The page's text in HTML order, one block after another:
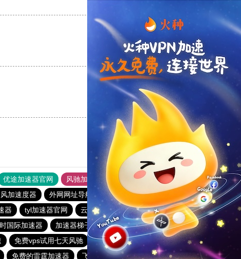
支持 [0] 反对[0]
支持
优途加速器官网 风驰加速器
旋风加速器
加速度器 外网网址导航 软件中心 雷霆加速
狂飙加速器
器 tyl加速器官网 云梯加速器
vqn加速免费版
国际加速器 加速器梯子推荐 海鸥加速器下载
猴王加速器
免费vps试用七天风驰 快联加速器
2023免费加速神器
免费的雷霆加速器 飞机加速器 原子加速下载安卓